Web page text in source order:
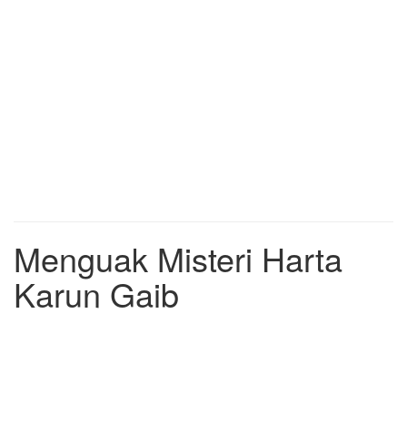
Menguak Misteri Harta
Karun Gaib